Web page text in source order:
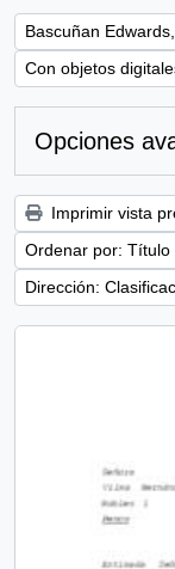
Remove filter:
Bascuñan
Remove filter:
Con objetos
Opciones
Imprimir vista
Ordenar por: Título
Dirección: